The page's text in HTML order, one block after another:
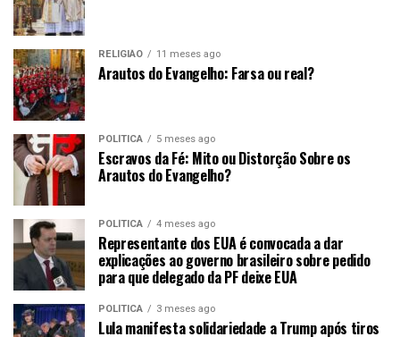
RELIGIÃO 11 meses ago
Arautos do Evangelho: Farsa ou real?
POLÍTICA 5 meses ago
Escravos da Fé: Mito ou Distorção Sobre os
Arautos do Evangelho?
POLÍTICA 4 meses ago
Representante dos EUA é convocada a dar
explicações ao governo brasileiro sobre pedido
para que delegado da PF deixe EUA
POLÍTICA 3 meses ago
Lula manifesta solidariedade a Trump após tiros